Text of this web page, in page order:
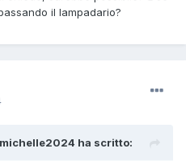
il lampadario?
ha scritto: